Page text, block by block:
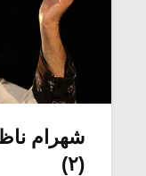
شهرام
(۲)